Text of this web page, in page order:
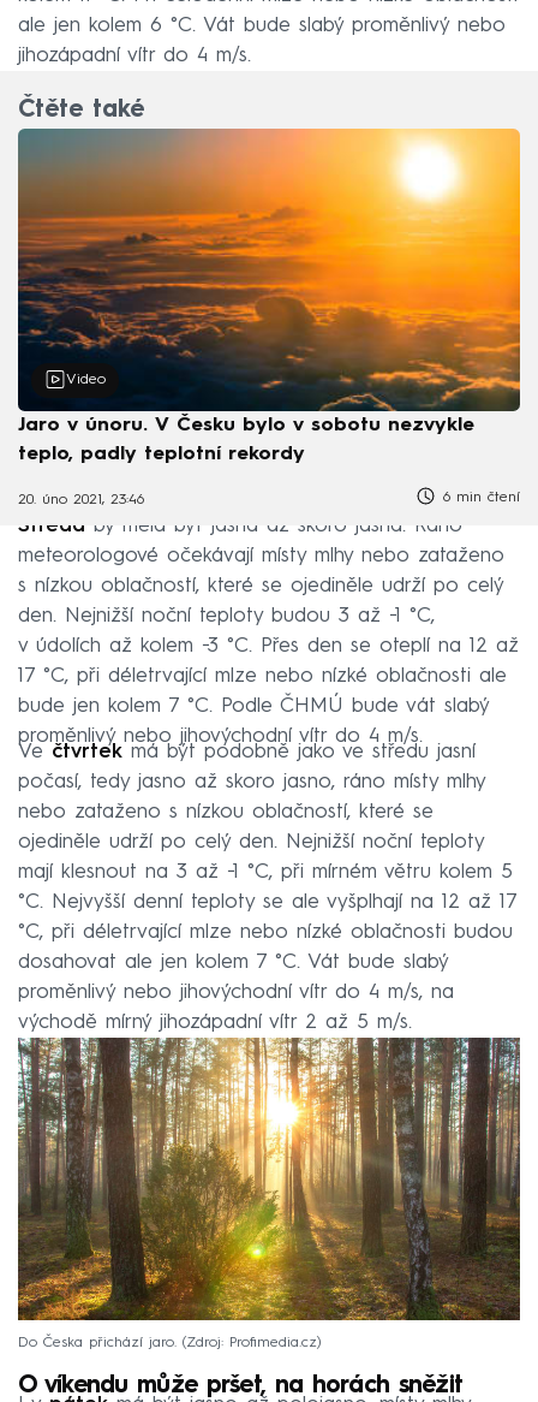
ale jen kolem 6 °C. Vát bude slabý proměnlivý nebo
jihozápadní vítr do 4 m/s.
Čtěte také
Video
Jaro v únoru. V Česku bylo v sobotu nezvykle
teplo, padly teplotní rekordy
20. úno 2021, 23:46 6 min čtení
Středa by měla být jasná až skoro jasná. Ráno
meteorologové očekávají místy mlhy nebo zataženo
s nízkou oblačností, které se ojediněle udrží po celý
den. Nejnižší noční teploty budou 3 až −1 °C,
v údolích až kolem −3 °C. Přes den se oteplí na 12 až
17 °C, při déletrvající mlze nebo nízké oblačnosti ale
bude jen kolem 7 °C. Podle ČHMÚ bude vát slabý
proměnlivý nebo jihovýchodní vítr do 4 m/s.
Ve čtvrtek má být podobně jako ve středu jasní
počasí, tedy jasno až skoro jasno, ráno místy mlhy
nebo zataženo s nízkou oblačností, které se
ojediněle udrží po celý den. Nejnižší noční teploty
mají klesnout na 3 až −1 °C, při mírném větru kolem 5
°C. Nejvyšší denní teploty se ale vyšplhají na 12 až 17
°C, při déletrvající mlze nebo nízké oblačnosti budou
dosahovat ale jen kolem 7 °C. Vát bude slabý
proměnlivý nebo jihovýchodní vítr do 4 m/s, na
východě mírný jihozápadní vítr 2 až 5 m/s.
Do Česka přichází jaro. Zdroj: Profimedia.cz
O víkendu může pršet, na horách sněžit